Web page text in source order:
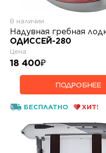
Надувная гребная
ОДИССЕЙ-280
В наличии
Цена
18 400₽
ПОДРОБНЕЕ
БЕСПЛАТНО ХИТ!